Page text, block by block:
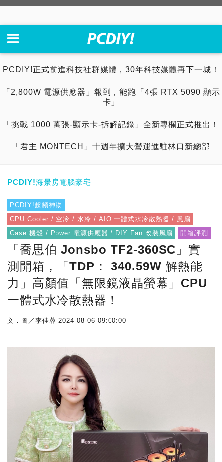
PCDIY!正式前進科技社群媒體，30年科技媒體再下一城！
「2,800W 電源供應器」報到，能跑「4張 RTX 5090 顯示
卡」
「挑戰 1000 萬張-顯示卡-拆解記錄」全新專欄正式推出！
「君主 MONTECH」十週年擴大營運進駐林口新總部
PCDIY!海景房電腦豪宅
PCDIY!超頻神物
CPU Cooler / 空冷 / 水冷 / AIO 一體式水冷散熱器 / 風扇
Case 機殼 / Power 電源供應器 / DIY Fan 改裝風扇
開箱評測
「喬思伯 Jonsbo TF2-360SC」實
測開箱，「TDP： 340.59W 解熱能
力」高顏值「無限鏡液晶螢幕」CPU
一體式水冷散熱器！
文．圖／李佳蓉 2024-08-06 09:00:00